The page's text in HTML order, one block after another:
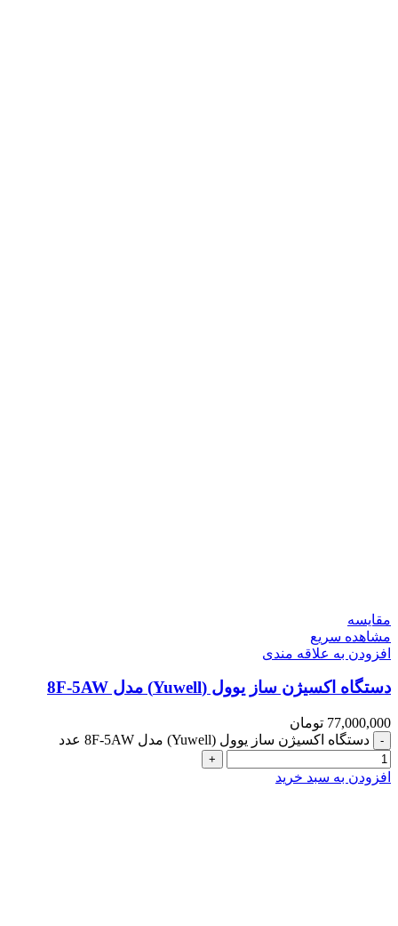
مقایسه
مشاهده سریع
افزودن به علاقه مندی
دستگاه اکسیژن ساز یوول (Yuwell) مدل 8F-5AW
77,000,000 تومان
دستگاه اکسیژن ساز یوول (Yuwell) مدل 8F-5AW عدد
افزودن به سبد خرید